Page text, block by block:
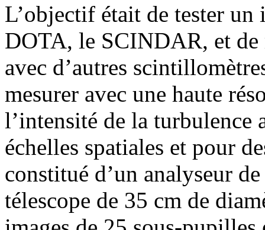
L’objectif était de tester
DOTA, le SCINDAR, et de
avec d’autres
mesurer avec une haute
l’intensité de la turbulence
échelles spatiales et pour
constitué d’un analyseur
télescope de 35 cm de